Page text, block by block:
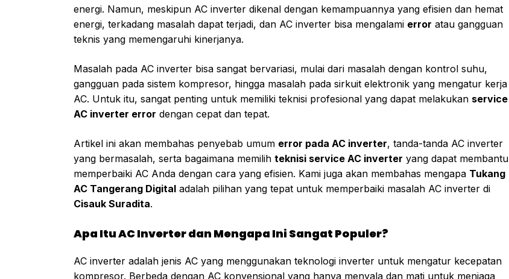
energi. Namun, meskipun AC inverter dikenal dengan kemampuannya yang efisien dan hemat
energi, terkadang masalah dapat terjadi, dan AC inverter bisa mengalami error atau gangguan
teknis yang memengaruhi kinerjanya.
Masalah pada AC inverter bisa sangat bervariasi, mulai dari masalah dengan kontrol suhu,
gangguan pada sistem kompresor, hingga masalah pada sirkuit elektronik yang mengatur kerja
AC. Untuk itu, sangat penting untuk memiliki teknisi profesional yang dapat melakukan service
AC inverter error dengan cepat dan tepat.
Artikel ini akan membahas penyebab umum error pada AC inverter, tanda-tanda AC inverter
yang bermasalah, serta bagaimana memilih teknisi service AC inverter yang dapat membantu
memperbaiki AC Anda dengan cara yang efisien. Kami juga akan membahas mengapa Tukang
AC Tangerang Digital adalah pilihan yang tepat untuk memperbaiki masalah AC inverter di
Cisauk Suradita.
Apa Itu AC Inverter dan Mengapa Ini Sangat Populer?
AC inverter adalah jenis AC yang menggunakan teknologi inverter untuk mengatur kecepatan
kompresor. Berbeda dengan AC konvensional yang hanya menyala dan mati untuk menjaga